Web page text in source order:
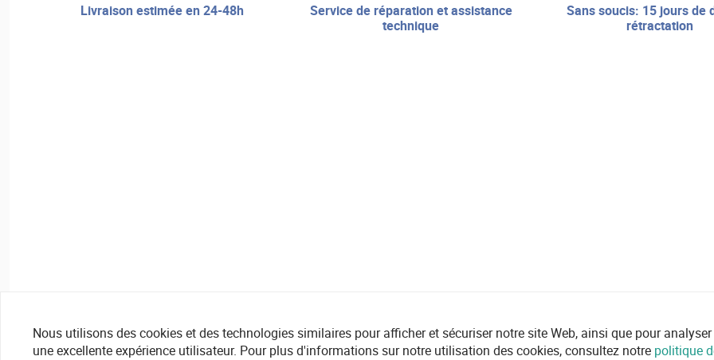
livraison estimée en 24-48h
service de réparation et assistance
technique
sans soucis: 15 jours de droit de
rétractation
Nous utilisons des cookies et des technologies similaires pour afficher et sécuriser notre site Web, ainsi que pour
une excellente expérience utilisateur. Pour plus d'informations sur notre utilisation des cookies, consultez notre politique